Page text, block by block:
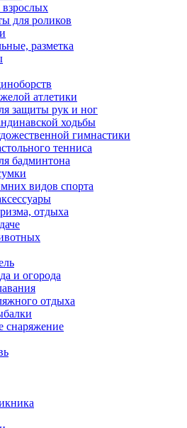
для роликов
разметка
атлетики
защиты рук и ног
ходьбы
гимнастики
тенниса
бадминтона
видов спорта
отдыха
и огорода
отдыха
снаряжение